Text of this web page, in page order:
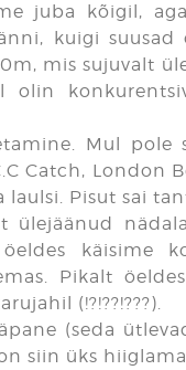
juba kõigil,
kuigi suusad
mis sujuvalt
Mul pole
Catch, London
Pisut sai
ülejäänud
käisime
Pikalt
(!?!??!???).
(seda
siin üks